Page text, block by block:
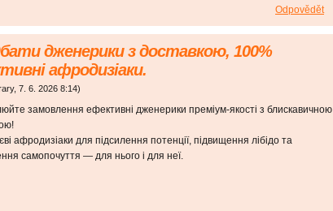
Odpovědět
дженерики з доставкою, 100%
афродизіаки.
, 7. 6. 2026 8:14)
замовлення ефективні дженерики преміум-якості з блискавичною
афродизіаки для підсилення потенції, підвищення лібідо та
самопочуття — для нього і для неї.